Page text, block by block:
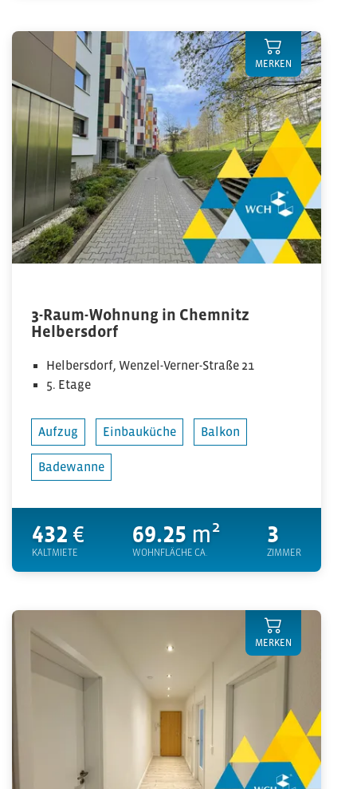
3-Raum-Wohnung in Chemnitz
Helbersdorf
Helbersdorf, Wenzel-Verner-Straße 21
5. Etage
Aufzug Einbauküche Balkon
Badewanne
432 €
KALTMIETE
69.25 m²
WOHNFLÄCHE CA.
3
ZIMMER
MERKEN
MERKEN